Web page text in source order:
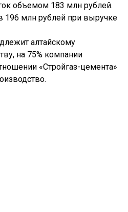
объемом 183 млн рублей.
196 млн рублей при выручке
алтайскому
на 75% компании
«Стройгаз-цемента»